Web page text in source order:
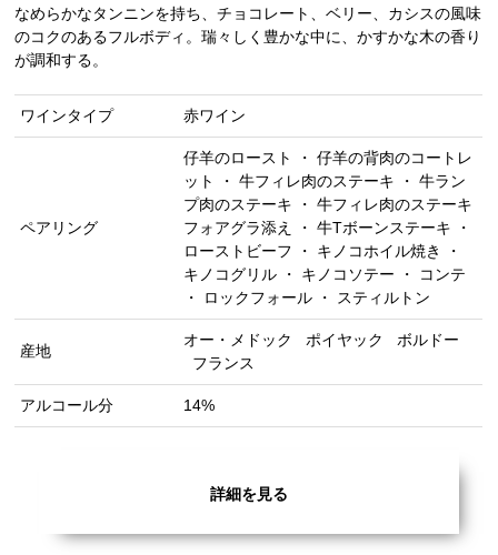
なめらかなタンニンを持ち、チョコレート、ベリー、カシスの風味
のコクのあるフルボディ。瑞々しく豊かな中に、かすかな木の香り
が調和する。
ワインタイプ 赤ワイン
ペアリング
仔羊のロースト ・ 仔羊の背肉のコートレ
ット ・ 牛フィレ肉のステーキ ・ 牛ラン
プ肉のステーキ ・ 牛フィレ肉のステーキ
フォアグラ添え ・ 牛Tボーンステーキ ・
ローストビーフ ・ キノコホイル焼き ・
キノコグリル ・ キノコソテー ・ コンテ
・ ロックフォール ・ スティルトン
産地
オー・メドック ポイヤック
ボルドー
フランス
アルコール分 14%
詳細を見る